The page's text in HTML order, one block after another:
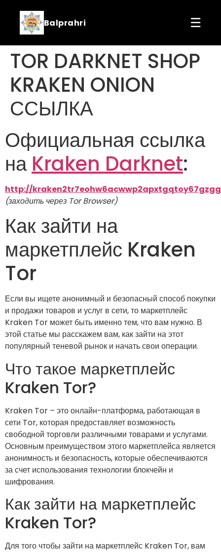
Balprahri ☰
TOR DARKNET SHOP
KRAKEN ONION
ССЫЛКА
Официальная ссылка
на Kraken Darknet:
http://
(заходить через Tor Browser)
Как зайти на
маркетплейс Kraken
Tor
Если вы ищете анонимный и безопасный способ покупки
и продажи товаров и услуг в сети, то маркетплейс
Kraken Tor может быть именно тем, что вам нужно. В
этой статье мы расскажем вам, как зайти на этот
популярный теневой рынок и начать свои операции.
Что такое маркетплейс
Kraken Tor?
Kraken Tor – это онлайн-платформа, работающая в
сети Tor, которая предоставляет возможность
свободной торговли различными товарами и услугами.
Основным преимуществом этого маркетплейса является
анонимность и безопасность, которые обеспечиваются
за счет использования технологии блокчейн и
шифрования.
Как зайти на маркетплейс
Kraken Tor?
Для того чтобы зайти на маркетплейс Kraken Tor, вам